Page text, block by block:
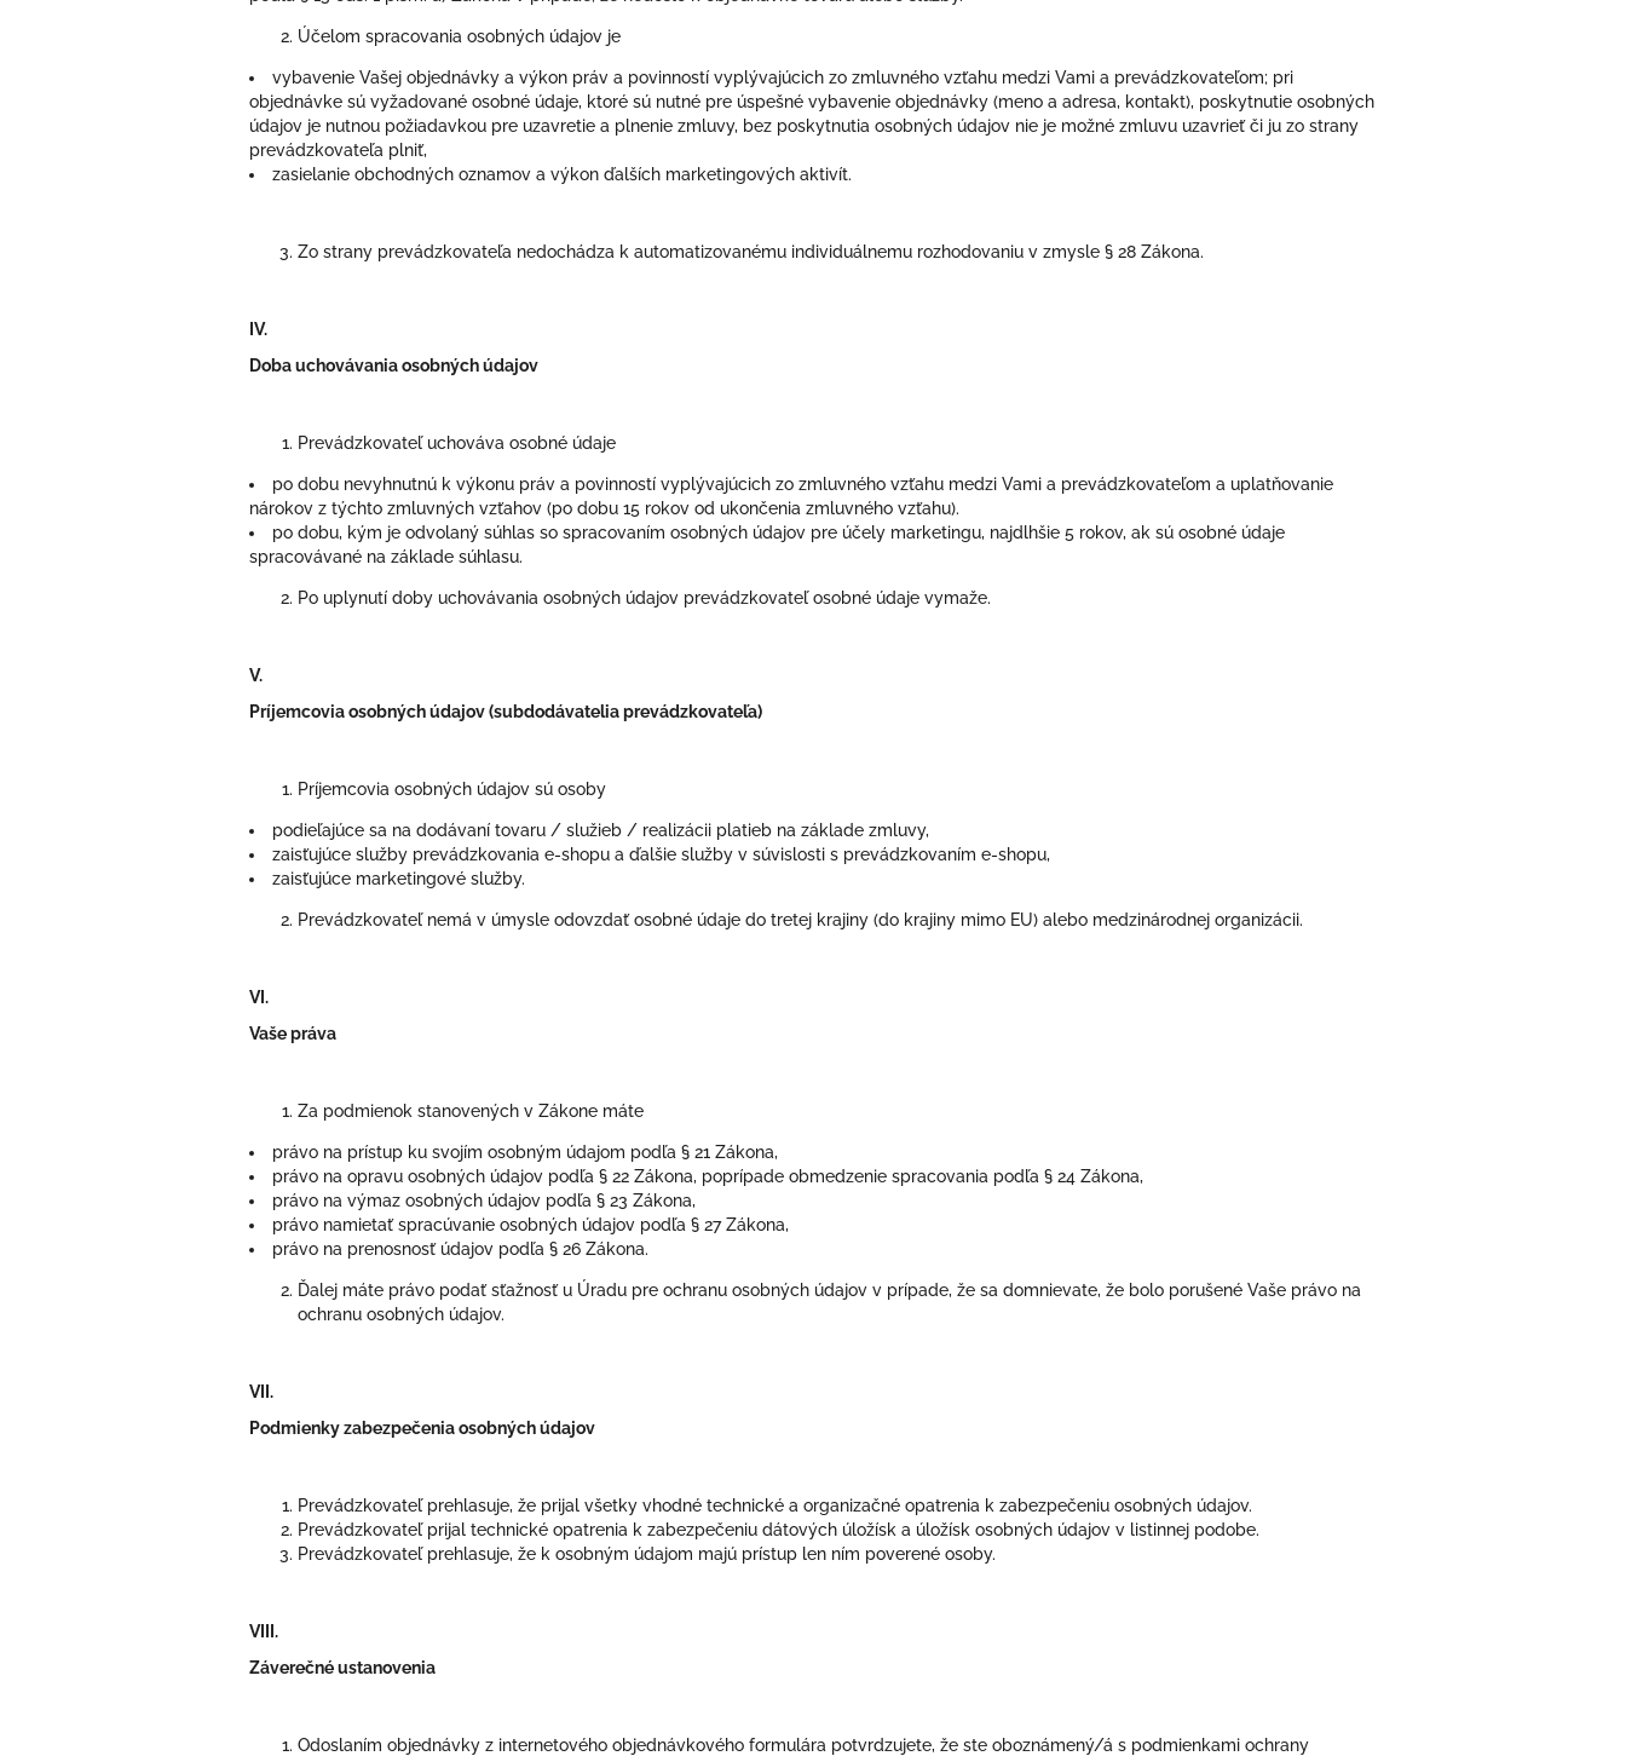
Účelom spracovania osobných údajov je
vybavenie Vašej objednávky a výkon práv a povinností vyplývajúcich zo zmluvného vzťahu medzi Vami a prevádzkovateľom; pri
objednávke sú vyžadované osobné údaje, ktoré sú nutné pre úspešné vybavenie objednávky (meno a adresa, kontakt), poskytnutie osobných
údajov je nutnou požiadavkou pre uzavretie a plnenie zmluvy, bez poskytnutia osobných údajov nie je možné zmluvu uzavrieť či ju zo strany
prevádzkovateľa plniť,
zasielanie obchodných oznamov a výkon ďalších marketingových aktivít.
Zo strany prevádzkovateľa nedochádza k automatizovanému individuálnemu rozhodovaniu v zmysle § 28 Zákona.
IV.
Doba uchovávania osobných údajov
Prevádzkovateľ uchováva osobné údaje
po dobu nevyhnutnú k výkonu práv a povinností vyplývajúcich zo zmluvného vzťahu medzi Vami a prevádzkovateľom a uplatňovanie
nárokov z týchto zmluvných vzťahov (po dobu 15 rokov od ukončenia zmluvného vzťahu).
po dobu, kým je odvolaný súhlas so spracovaním osobných údajov pre účely marketingu, najdlhšie 5 rokov, ak sú osobné údaje
spracovávané na základe súhlasu.
Po uplynutí doby uchovávania osobných údajov prevádzkovateľ osobné údaje vymaže.
V.
Príjemcovia osobných údajov (subdodávatelia prevádzkovateľa)
Príjemcovia osobných údajov sú osoby
podieľajúce sa na dodávaní tovaru / služieb / realizácii platieb na základe zmluvy,
zaisťujúce služby prevádzkovania e-shopu a ďalšie služby v súvislosti s prevádzkovaním e-shopu,
zaisťujúce marketingové služby.
Prevádzkovateľ nemá v úmysle odovzdať osobné údaje do tretej krajiny (do krajiny mimo EU) alebo medzinárodnej organizácii.
VI.
Vaše práva
Za podmienok stanovených v Zákone máte
právo na prístup ku svojím osobným údajom podľa § 21 Zákona,
právo na opravu osobných údajov podľa § 22 Zákona, poprípade obmedzenie spracovania podľa § 24 Zákona,
právo na výmaz osobných údajov podľa § 23 Zákona,
právo namietať spracúvanie osobných údajov podľa § 27 Zákona,
právo na prenosnosť údajov podľa § 26 Zákona.
Ďalej máte právo podať sťažnosť u Úradu pre ochranu osobných údajov v prípade, že sa domnievate, že bolo porušené Vaše právo na
ochranu osobných údajov.
VII.
Podmienky zabezpečenia osobných údajov
Prevádzkovateľ prehlasuje, že prijal všetky vhodné technické a organizačné opatrenia k zabezpečeniu osobných údajov.
Prevádzkovateľ prijal technické opatrenia k zabezpečeniu dátových úložísk a úložísk osobných údajov v listinnej podobe.
Prevádzkovateľ prehlasuje, že k osobným údajom majú prístup len ním poverené osoby.
VIII.
Záverečné ustanovenia
Odoslaním objednávky z internetového objednávkového formulára potvrdzujete, že ste oboznámený/á s podmienkami ochrany